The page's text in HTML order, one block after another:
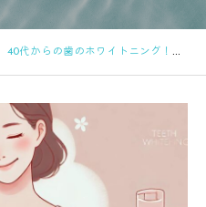
40代からの歯のホワイトニング！黄ばみの原因と若々しさを保つ秘訣